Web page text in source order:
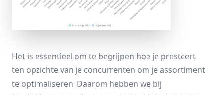
Het is essentieel om te begrijpen hoe je presteert
ten opzichte van je concurrenten om je assortiment
te optimaliseren. Daarom hebben we bij